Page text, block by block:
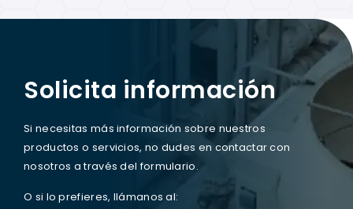
Solicita información
Si necesitas más información sobre nuestros
productos o servicios, no dudes en contactar con
nosotros a través del formulario.
O si lo prefieres, llámanos al: